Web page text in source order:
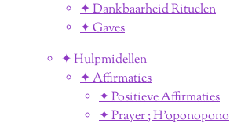
✦ Dankbaarheid Rituelen
✦ Gaves
✦ Hulpmidellen
✦ Affirmaties
✦ Positieve Affirmaties
✦ Prayer ; H'oponopono